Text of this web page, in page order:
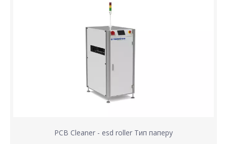
PCB Cleaner - esd roller Тип паперу